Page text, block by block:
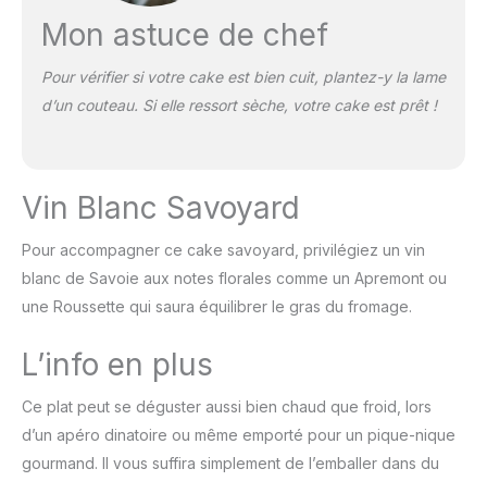
Mon astuce de chef
Pour vérifier si votre cake est bien cuit, plantez-y la lame
d’un couteau. Si elle ressort sèche, votre cake est prêt !
Vin Blanc Savoyard
Pour accompagner ce cake savoyard, privilégiez un vin
blanc de Savoie aux notes florales comme un Apremont ou
une Roussette qui saura équilibrer le gras du fromage.
L’info en plus
Ce plat peut se déguster aussi bien chaud que froid, lors
d’un apéro dinatoire ou même emporté pour un pique-nique
gourmand. Il vous suffira simplement de l’emballer dans du